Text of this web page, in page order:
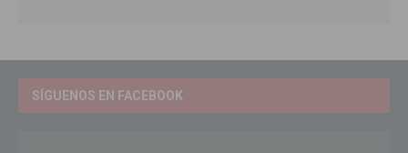
SÍGUENOS EN FACEBOOK